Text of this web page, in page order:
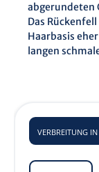
abgerundeten
Das
Haarbasis
langen
VERBREITUNG